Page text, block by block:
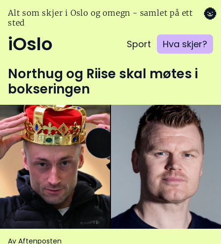
Alt som skjer i Oslo og omegn - samlet på ett
sted
iOslo Sport Hva skjer?
🌚
Northug og Riise skal møtes i
bokseringen
Av Aftenposten